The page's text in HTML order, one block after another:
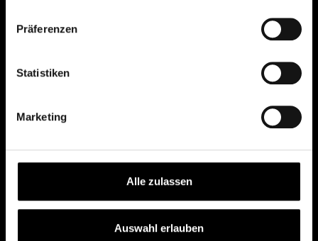
Präferenzen
Statistiken
Marketing
Alle zulassen
Auswahl erlauben
All rights reserved.
Depot eröffnen
Depot übertragen
Konditionen